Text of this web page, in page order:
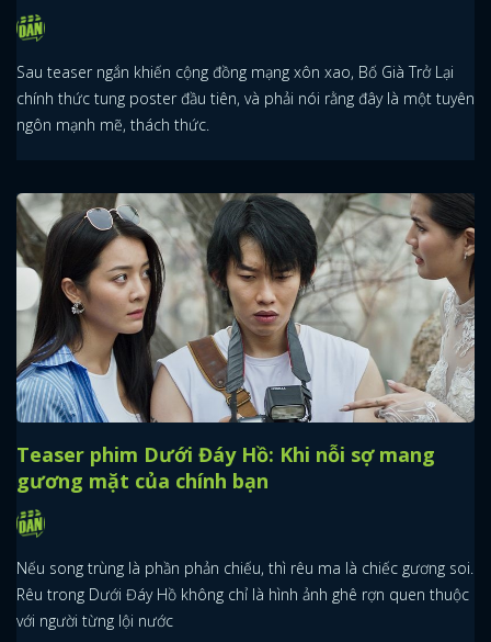
Sau teaser ngắn khiến cộng đồng mạng xôn xao, Bố Già Trở Lại
chính thức tung poster đầu tiên, và phải nói rằng đây là một tuyên
ngôn mạnh mẽ, thách thức.
Teaser phim Dưới Đáy Hồ: Khi nỗi sợ mang
gương mặt của chính bạn
Nếu song trùng là phần phản chiếu, thì rêu ma là chiếc gương soi.
Rêu trong Dưới Đáy Hồ không chỉ là hình ảnh ghê rợn quen thuộc
với người từng lội nước